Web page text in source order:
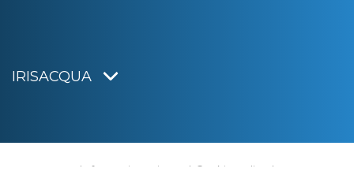
IRISACQUA
Informativa privacy | Cookie policy
|